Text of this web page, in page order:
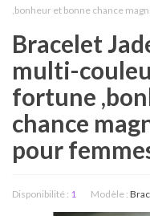
,bonheur et bonne chance
Bracelet
multi-
fortune
chance
pour
Disponibilité : 1 Modèle :